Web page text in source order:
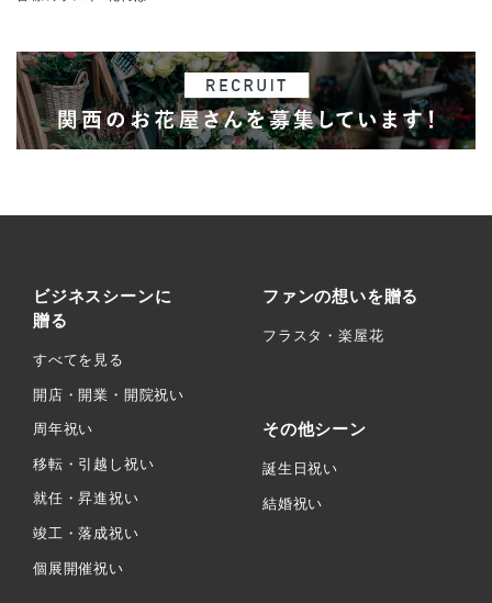
ビジネスシーンに
贈る
すべてを見る
開店・開業・開院祝い
周年祝い
移転・引越し祝い
就任・昇進祝い
竣工・落成祝い
個展開催祝い
ファンの想いを贈る
フラスタ・楽屋花
その他シーン
誕生日祝い
結婚祝い